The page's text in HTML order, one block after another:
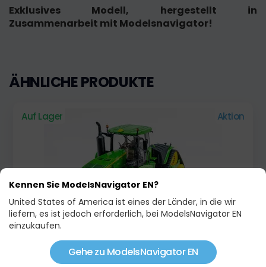
Exklusives Modell, hergestellt in
Zusammenarbeit mit Modelsnavigator!
ÄHNLICHE PRODUKTE
Auf Lager Aktion
JOHN DEERE 9620RX
125,95 €119,00 €
Kennen Sie ModelsNavigator EN?
United States of America ist eines der Länder, in die wir
liefern, es ist jedoch erforderlich, bei ModelsNavigator EN
einzukaufen.
Gehe zu ModelsNavigator EN